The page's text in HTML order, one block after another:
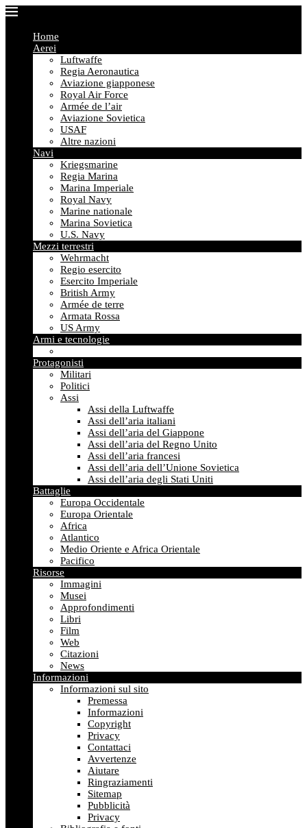
Home
Aerei
Luftwaffe
Regia Aeronautica
Aviazione giapponese
Royal Air Force
Armée de l’air
Aviazione Sovietica
USAF
Altre nazioni
Navi
Kriegsmarine
Regia Marina
Marina Imperiale
Royal Navy
Marine nationale
Marina Sovietica
U.S. Navy
Mezzi terrestri
Wehrmacht
Regio esercito
Esercito Imperiale
British Army
Armée de terre
Armata Rossa
US Army
Armi e tecnologie
Protagonisti
Militari
Politici
Assi
Assi della Luftwaffe
Assi dell’aria italiani
Assi dell’aria del Giappone
Assi dell’aria del Regno Unito
Assi dell’aria francesi
Assi dell’aria dell’Unione Sovietica
Assi dell’aria degli Stati Uniti
Battaglie
Europa Occidentale
Europa Orientale
Africa
Atlantico
Medio Oriente e Africa Orientale
Pacifico
Risorse
Immagini
Musei
Approfondimenti
Libri
Film
Web
Citazioni
News
Informazioni
Informazioni sul sito
Premessa
Informazioni
Copyright
Privacy
Contattaci
Avvertenze
Aiutare
Ringraziamenti
Sitemap
Pubblicità
Privacy